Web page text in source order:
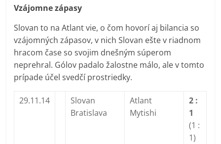
Vzájomne zápasy
Slovan to na Atlant vie, o čom hovorí aj bilancia so
vzájomných zápasov, v nich Slovan ešte v riadnom
hracom čase so svojim dnešným súperom
neprehral. Gólov padalo žalostne málo, ale v tomto
prípade účel svedčí prostriedky.
29.11.14
Slovan
Bratislava
Atlant
Mytishi
2 :
1
(1 :
1)